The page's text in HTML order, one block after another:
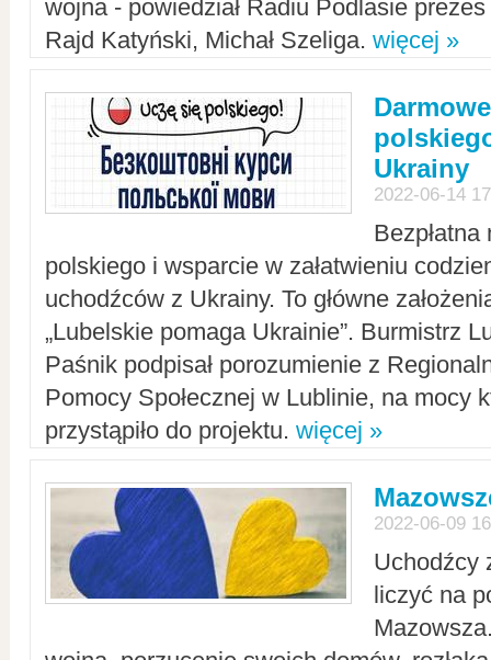
wojna - powiedział Radiu Podlasie
Rajd Katyński, Michał Szeliga. więcej »
Ukrainy
2022-06-14
polskiego i wsparcie w załatwieniu
uchodźców z Ukrainy. To główne
„Lubelskie pomaga Ukrainie”. Burmistrz
Paśnik podpisał porozumienie z
Pomocy Społecznej w Lublinie, na mocy
przystąpiło do projektu. więcej »
2022-06-09
Uchodźcy
liczyć na